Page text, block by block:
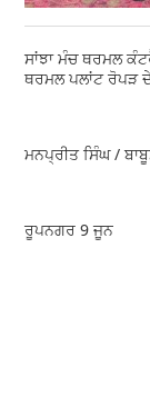
ਸਾਂਝਾ ਮੰਚ ਥਰਮਲ
ਥਰਮਲ ਪਲਾਂਟ ਰੋਪੜ
ਮਨਪ੍ਰੀਤ ਸਿੰਘ /
ਰੂਪਨਗਰ 9 ਜੂਨ